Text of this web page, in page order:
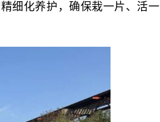
细化养护，确保栽一片、活一